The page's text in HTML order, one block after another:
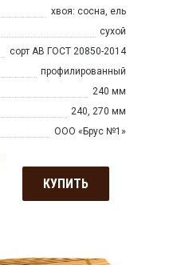
хвоя: сосна, ель
сухой
сорт АВ ГОСТ 20850-2014
профилированный
240 мм
240, 270 мм
ООО «Брус №1»
КУПИТЬ